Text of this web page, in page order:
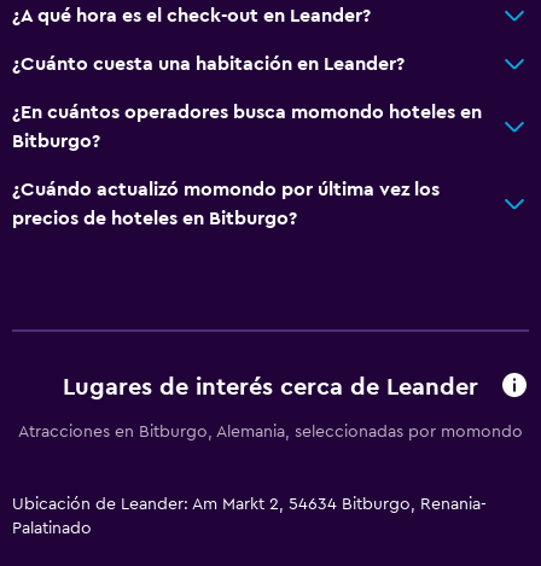
Comedor
Almuerzos para llevar
Bar/lounge
TV de pantalla plana
TV por cable o vía satélite
Servicios y facilidades
¿A qué hora es el check-out en Leander?
¿Cuánto cuesta una habitación en Leander?
¿En cuántos operadores busca momondo hoteles en
Bitburgo?
¿Cuándo actualizó momondo por última vez los
precios de hoteles en Bitburgo?
Lugares de interés cerca de Leander
Atracciones en Bitburgo, Alemania, seleccionadas por momondo
Ubicación de Leander: Am Markt 2, 54634 Bitburgo, Renania-
Palatinado